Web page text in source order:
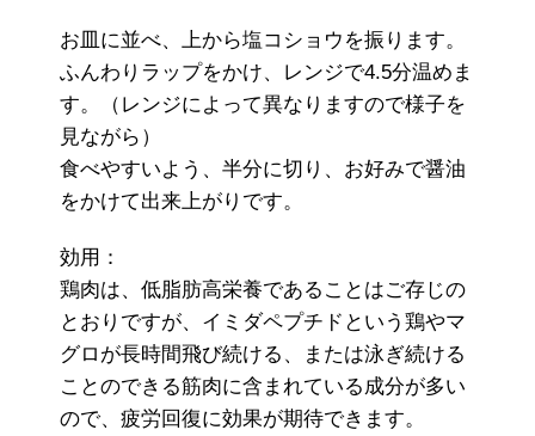
お皿に並べ、上から塩コショウを振ります。
ふんわりラップをかけ、レンジで4.5分温めま
す。（レンジによって異なりますので様子を
見ながら）
食べやすいよう、半分に切り、お好みで醤油
をかけて出来上がりです。
効用：
鶏肉は、低脂肪高栄養であることはご存じの
とおりですが、イミダペプチドという鶏やマ
グロが長時間飛び続ける、または泳ぎ続ける
ことのできる筋肉に含まれている成分が多い
ので、疲労回復に効果が期待できます。